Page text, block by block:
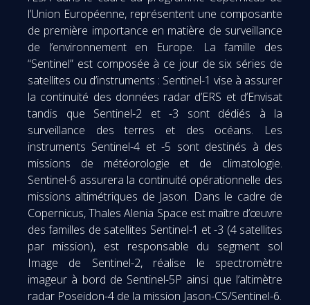
l’Union Européenne, représentent une composante
de première importance en matière de surveillance
de l’environnement en Europe. La famille des
“Sentinel” est composée à ce jour de six séries de
satellites ou d’instruments : Sentinel-1 vise à assurer
la continuité des données radar d’ERS et d’Envisat
tandis que Sentinel-2 et -3 sont dédiés à la
surveillance des terres et des océans. Les
instruments Sentinel-4 et -5 sont destinés à des
missions de météorologie et de climatologie.
Sentinel-6 assurera la continuité opérationnelle des
missions altimétriques de Jason. Dans le cadre de
Copernicus, Thales Alenia Space est maître d’œuvre
des familles de satellites Sentinel-1 et -3 (4 satellites
par mission), est responsable du segment sol
Image de Sentinel-2, réalise le spectromètre
imageur à bord de Sentinel-5P ainsi que l’altimètre
radar Poseidon-4 de la mission Jason-CS/Sentinel-6.